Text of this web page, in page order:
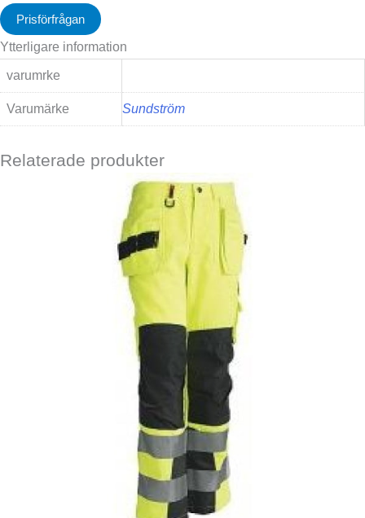
Prisförfrågan
Ytterligare information
varumrke
Varumärke Sundström
Relaterade produkter